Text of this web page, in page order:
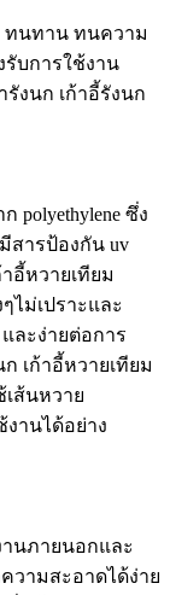
ทนทาน ทนความ
บการใช้งาน
งนก เก้าอี้รังนก
polyethylene ซึ่ง
สารป้องกัน uv
อี้หวายเทียม
ไม่เปราะและ
ละง่ายต่อการ
เก้าอี้หวายเทียม
เส้นหวาย
งานได้อย่าง
นภายนอกและ
วามสะอาดได้ง่าย